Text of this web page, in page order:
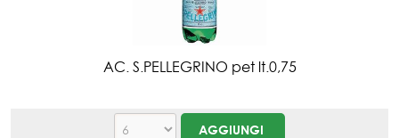
AC. S.PELLEGRINO pet lt.0,75